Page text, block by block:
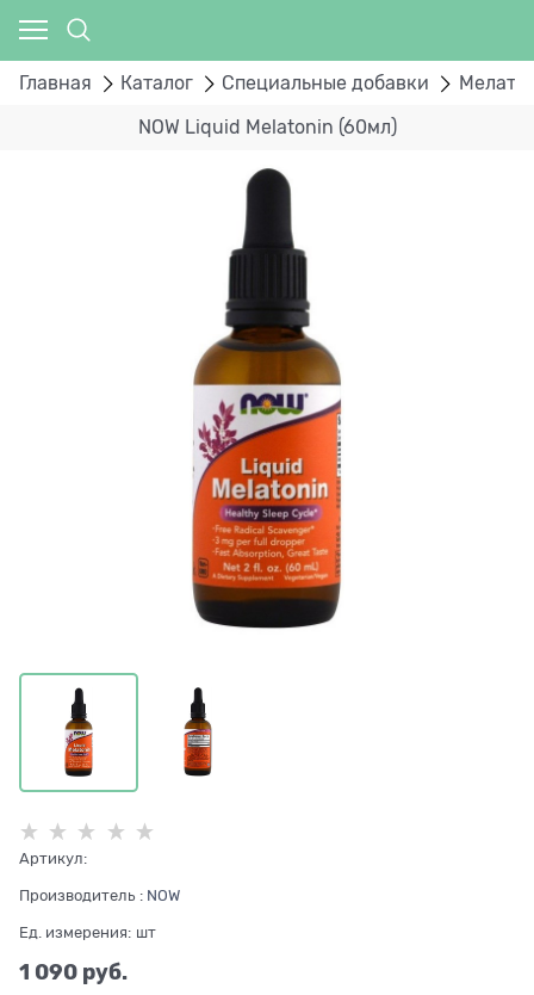
Главная Каталог Специальные добавки
NOW Liquid Melatonin (60мл)
Артикул:
Производитель : NOW
Ед. измерения: шт
1 090 руб.